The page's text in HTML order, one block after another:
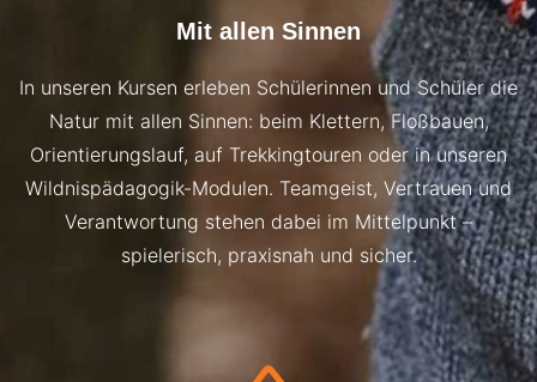
Mit allen Sinnen
In unseren Kursen erleben Schülerinnen und Schüler die
Natur mit allen Sinnen: beim Klettern, Floßbauen,
Orientierungslauf, auf Trekkingtouren oder in unseren
Wildnispädagogik-Modulen. Teamgeist, Vertrauen und
Verantwortung stehen dabei im Mittelpunkt –
spielerisch, praxisnah und sicher.